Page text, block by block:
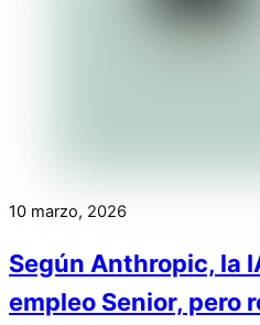
10 marzo, 2026
Según Anthropic, la
empleo Senior, pero